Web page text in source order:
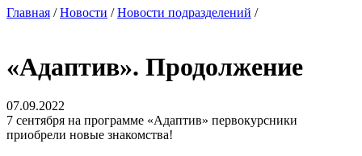
Главная /Новости /Новости подразделений /
«Адаптив». Продолжение
07.09.2022
7 сентября на программе «Адаптив» первокурсники
приобрели новые знакомства!